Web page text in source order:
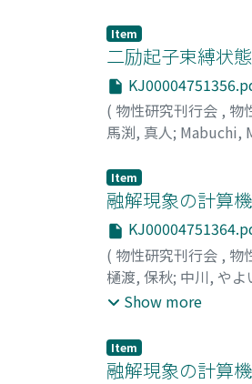
Item
二励起子束縛状態
( 物性研究刊行会 , 物
馬渕, 真人; Mabuchi,
Item
融解現象の計算
( 物性研究刊行会 , 物
樋渡, 保秋; 中川, やよ
Hirotsugu;Ogita,
Show more
Item
融解現象の計算